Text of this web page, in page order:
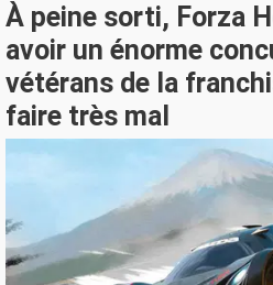
À peine sorti, Forza
avoir un énorme
vétérans de la
faire très mal